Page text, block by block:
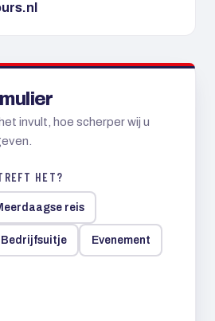
invult, hoe scherper wij u
HET?
reis
Bedrijfsuitje Evenement